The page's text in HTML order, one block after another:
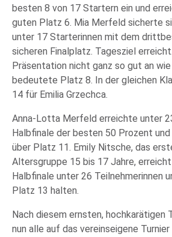
besten 8 von 17 Startern ein und
guten Platz 6. Mia Merfeld sicherte
unter 17 Starterinnen mit dem
sicheren Finalplatz. Tagesziel
Präsentation nicht ganz so gut an
bedeutete Platz 8. In der gleichen
14 für Emilia Grzechca.
Anna-Lotta Merfeld erreichte unter
Halbfinale der besten 50 Prozent
über Platz 11. Emily Nitsche, das
Altersgruppe 15 bis 17 Jahre,
Halbfinale unter 26 Teilnehmerinnen
Platz 13 halten.
Nach diesem ernsten, hochkarätigen
nun alle auf das vereinseigene